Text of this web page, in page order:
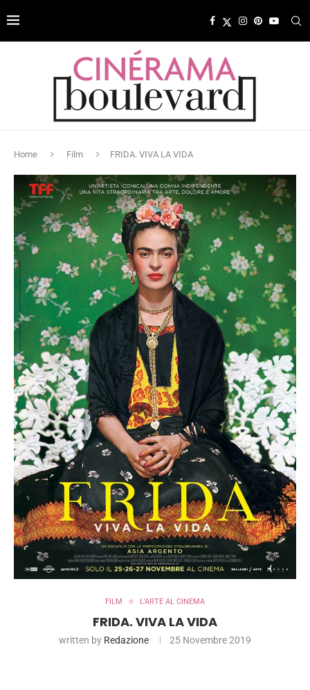
Home Film FRIDA. VIVA LA VIDA
FILM L'ARTE AL CINEMA
FRIDA. VIVA LA VIDA
written by Redazione 25 Novembre 2019